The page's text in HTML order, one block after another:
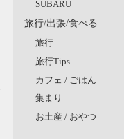
SUBARU
旅行/出張/食べる
旅行
旅行Tips
カフェ / ごはん
集まり
お土産 / おやつ